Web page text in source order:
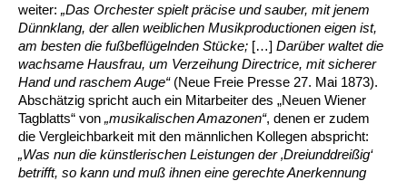
weiter: „Das Orchester spielt präcise und sauber, mit jenem
Dünnklang, der allen weiblichen Musikproductionen eigen ist,
am besten die fußbeflügelnden Stücke; […] Darüber waltet die
wachsame Hausfrau, um Verzeihung Directrice, mit sicherer
Hand und raschem Auge“(Neue Freie Presse 27. Mai 1873).
Abschätzig spricht auch ein Mitarbeiter des „Neuen Wiener
Tagblatts“ von „musikalischen Amazonen“, denen er zudem
die Vergleichbarkeit mit den männlichen Kollegen abspricht:
„Was nun die künstlerischen Leistungen der ‚Dreiunddreißig‘
betrifft, so kann und muß ihnen eine gerechte Anerkennung